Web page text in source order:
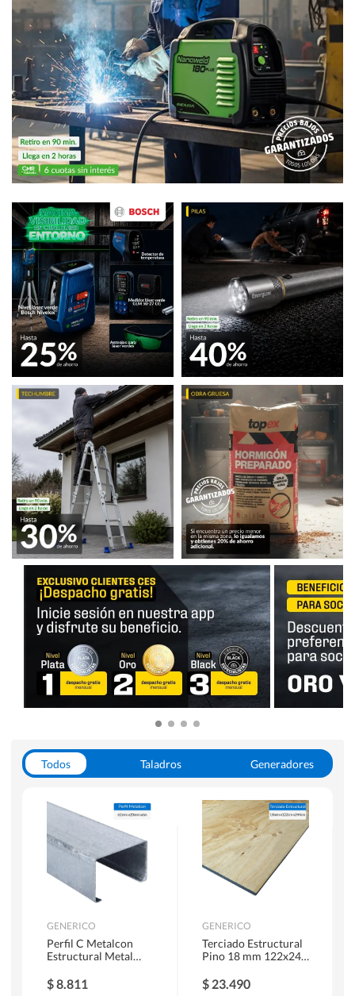
Todos Taladros
Generadores
Herramientas Manuales
Sierras Circulares
GENERICO
Perfil C Metalcon
Estructural Metal
$8.811
GENERICO
Terciado Estructural
Pino 18 mm 122x244
$ 23.490